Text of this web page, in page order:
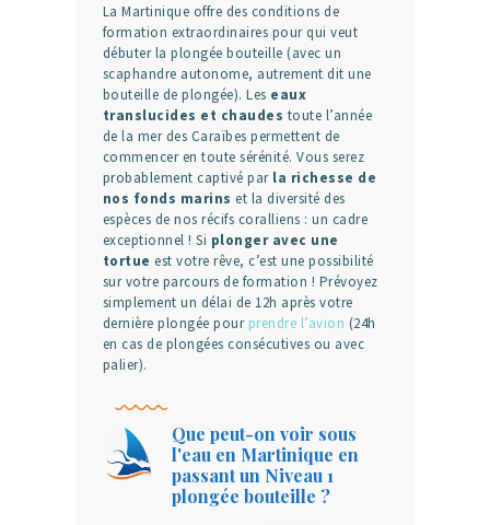
La Martinique offre des conditions de
formation extraordinaires pour qui veut
débuter la plongée bouteille (avec un
scaphandre autonome, autrement dit une
bouteille de plongée). Les eaux
translucides et chaudes toute l’année
de la mer des Caraïbes permettent de
commencer en toute sérénité. Vous serez
probablement captivé par la richesse de
nos fonds marins et la diversité des
espèces de nos récifs coralliens : un cadre
exceptionnel ! Si plonger avec une
tortue est votre rêve, c’est une possibilité
sur votre parcours de formation ! Prévoyez
simplement un délai de 12h après votre
dernière plongée pour prendre l’avion (24h
en cas de plongées consécutives ou avec
palier).
Que peut-on voir sous
l'eau en Martinique en
passant un Niveau 1
plongée bouteille ?